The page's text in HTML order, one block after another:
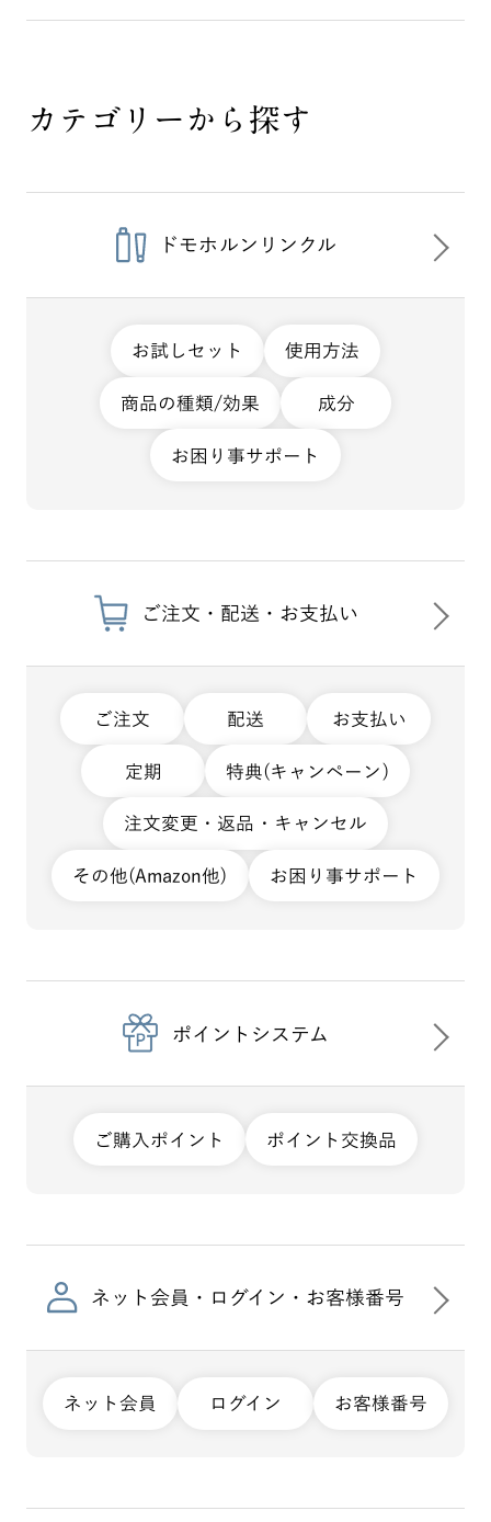
カテゴリーから探す
ドモホルンリンクル
お試しセット 使用方法
商品の種類/効果 成分
お困り事サポート
ご注文・配送・お支払い
ご注文 配送 お支払い
定期 特典(キャンペーン)
注文変更・返品・キャンセル
その他(Amazon他) お困り事サポート
ポイントシステム
ご購入ポイント ポイント交換品
ネット会員・ログイン・お客様番号
ネット会員 ログイン お客様番号